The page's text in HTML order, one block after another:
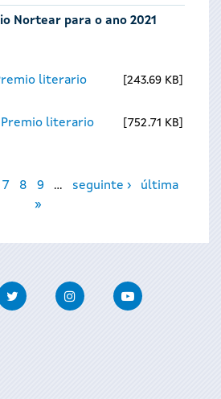
Nortear para o ano 2021
literario
243.69 KB
Premio literario
752.71 KB
7 8 9 … seguinte ›
última
»
Twitter InstagramYoutube